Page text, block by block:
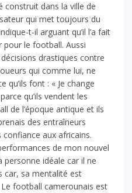
construit dans la ville de
qui met toujours du
t-il arguant qu’il l’a fait
le football. Aussi
drastiques contre
qui comme lui, ne
qu’ils font : « Je change
qu’ils vendent les
de l’époque antique et ils
des entraîneurs
aux africains.
de mon nouvel
personne idéale car il ne
car, sa mentalité est
football camerounais est